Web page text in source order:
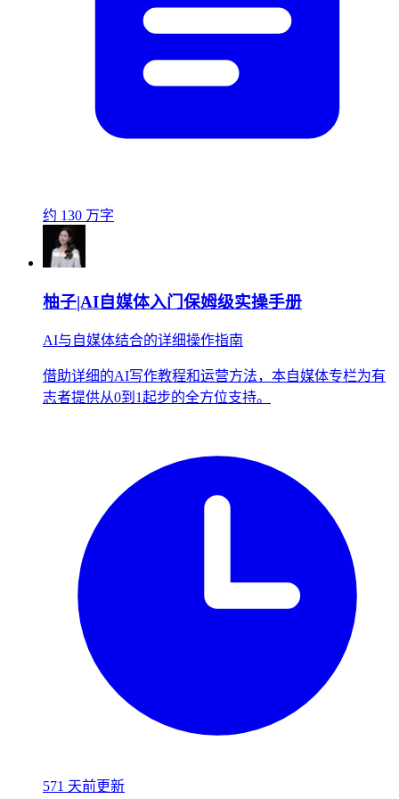
约 130 万字
柚子|AI自媒体入门保姆级实操手册
AI与自媒体结合的详细操作指南
借助详细的AI写作教程和运营方法，本自媒体专栏为有
志者提供从0到1起步的全方位支持。
571 天前更新